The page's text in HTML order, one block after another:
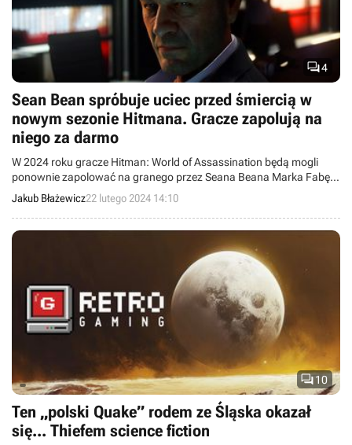
4
Sean Bean spróbuje uciec przed śmiercią w
nowym sezonie Hitmana. Gracze zapolują na
niego za darmo
W 2024 roku gracze Hitman: World of Assassination będą mogli
ponownie zapolować na granego przez Seana Beana Marka Fabę.
Tym razem za darmo.
Jakub Błażewicz22 lutego 2024 14:10
10
Ten „polski Quake” rodem ze Śląska okazał
się... Thiefem science fiction